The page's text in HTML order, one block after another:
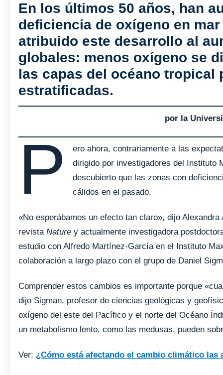
En los últimos 50 años, han
deficiencia de oxígeno en
atribuido este desarrollo al
globales: menos oxígeno se
las capas del océano tropical
estratificadas.
por la
P
ero ahora, contrariamente a las
dirigido por investigadores del Instituto
descubierto que las zonas con
cálidos en el pasado.
«No esperábamos un efecto tan claro», dijo
revista Nature y actualmente investigadora
estudio con Alfredo Martínez-García en el Instituto
colaboración a largo plazo con el grupo de Daniel
Comprender estos cambios es importante porque
dijo Sigman, profesor de ciencias geológicas y
oxígeno del este del Pacífico y el norte del Océano
un metabolismo lento, como las medusas, pueden
Ver: ¿Cómo está afectando el cambio climático las